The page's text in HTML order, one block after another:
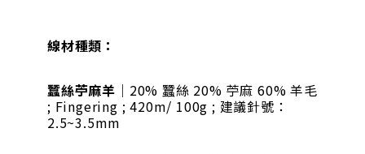
線材種類：
蠶絲苧麻羊 ｜20% 蠶絲 20% 苧麻 60% 羊毛
; Fingering ; 420m/ 100g ; 建議針號：
2.5~3.5mm